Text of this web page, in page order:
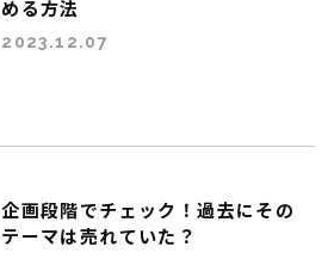
める方法
2023.12.07
企画段階でチェック！過去にその
テーマは売れていた？